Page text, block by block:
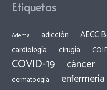
Etiquetas
Adema adicción AECC
cardiología cirugía
COVID-19 cáncer
dermatología
enfermería